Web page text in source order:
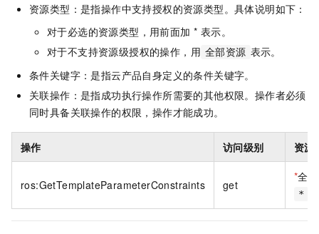
资源类型：是指操作中支持授权的资源类型。具体说明如下：
对于必选的资源类型，用前面加 * 表示。
对于不支持资源级授权的操作，用 全部资源 表示。
条件关键字：是指云产品自身定义的条件关键字。
关联操作：是指成功执行操作所需要的其他权限。操作者必须
同时具备关联操作的权限，操作才能成功。
操作 访问级别 资源
ros:GetTemplateParameterConstraints get
*全
*